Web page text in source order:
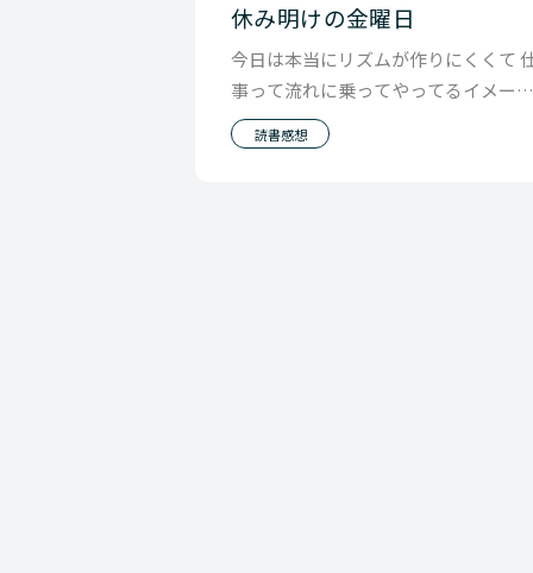
休み明けの金曜日
今日は本当にリズムが作りにくくて
事って流れに乗ってやってるイメージ
で その流れが休みで途切れるごとに 元
のところまで
読書感想